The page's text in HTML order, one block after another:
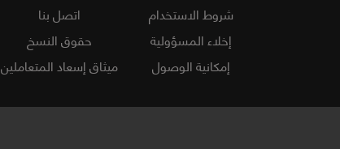
شروط الاستخدام
اتصل بنا
إخلاء المسؤولية
حقوق النسخ
إمكانية الوصول
ميثاق إسعاد المتعاملين